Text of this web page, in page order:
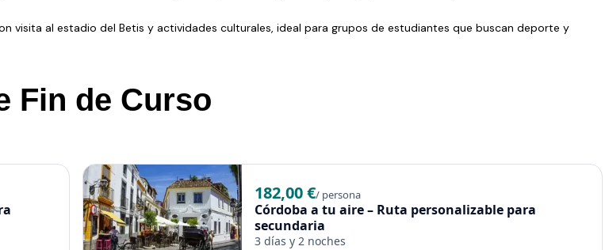
visita al estadio del Betis y actividades culturales, ideal para grupos de estudiantes que buscan deporte y
Fin de Curso
182,00 €/ persona
Córdoba a tu aire – Ruta personalizable para
secundaria
3 días y 2 noches